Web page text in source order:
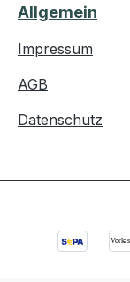
Allgemein
Impressum
AGB
Datenschutz